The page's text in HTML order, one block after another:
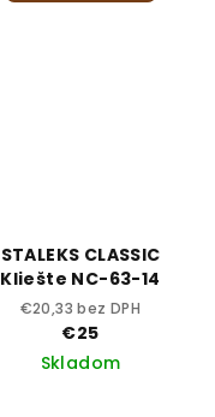
STALEKS CLASSIC
Kliešte NC-63-14
€20,33 bez DPH
€25
Skladom